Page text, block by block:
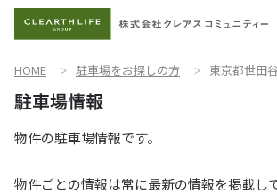
HOME 駐車場をお探しの方 東京都世田
物件の駐車場情報です。
物件ごとの情報は常に最新の情報を掲載し